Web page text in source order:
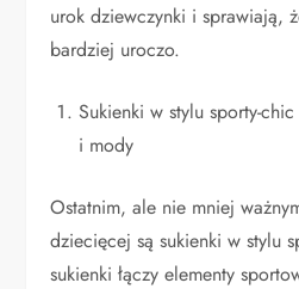
urok dziewczynki i sprawiają,
bardziej uroczo.
Sukienki w stylu sporty-
i mody
Ostatnim, ale nie mniej
dziecięcej są sukienki w stylu
sukienki łączy elementy